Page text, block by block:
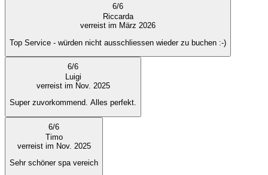
6/6
Riccarda
verreist im März 2026
Top Service - würden nicht ausschliessen wieder zu buchen :-)
6/6
Luigi
verreist im Nov. 2025
Super zuvorkommend. Alles perfekt.
6/6
Timo
verreist im Nov. 2025
Sehr schöner spa vereich